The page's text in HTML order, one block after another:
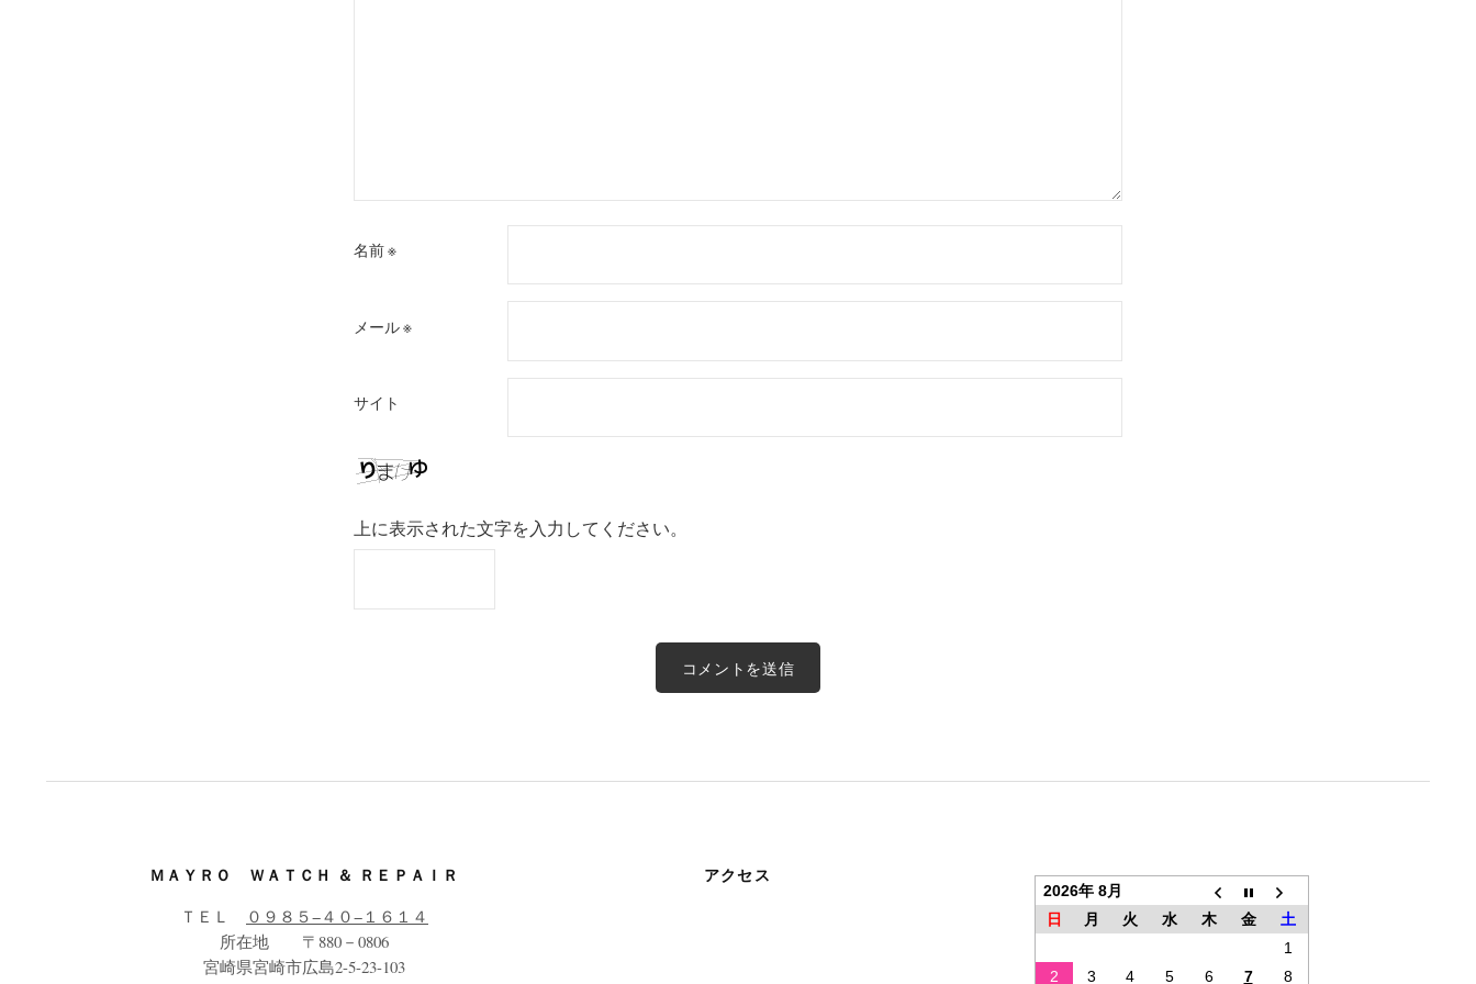
名前※
メール※
サイト
上に表示された文字を入力してください。
ＭＡＹＲＯ ＷＡＴＣＨ ＆ ＲＥＰＡＩＲ
ＴＥＬ
０９８５−４０−１６１４
所在地 〒880－0806
宮崎県宮崎市広島2-5-23-103
アクセス
2026年 8月
日
月 火 水 木 金
土
1
2
3 4 5 6 7 8